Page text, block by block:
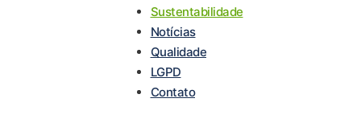
Sustentabilidade
Notícias
Qualidade
LGPD
Contato